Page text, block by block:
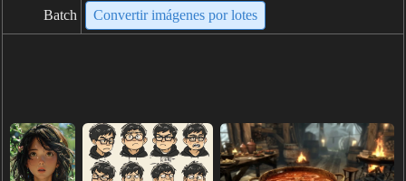
Batch Convertir imágenes por lotes